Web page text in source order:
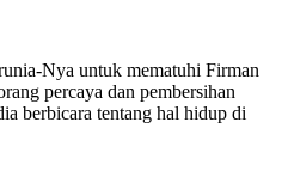
Nya untuk mematuhi Firman
percaya dan pembersihan
berbicara tentang hal hidup di